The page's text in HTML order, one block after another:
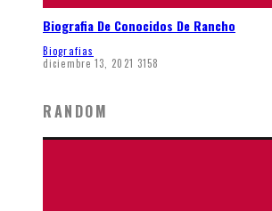
Biografia De Conocidos De Rancho
Biografias
diciembre 13, 2021 3158
RANDOM